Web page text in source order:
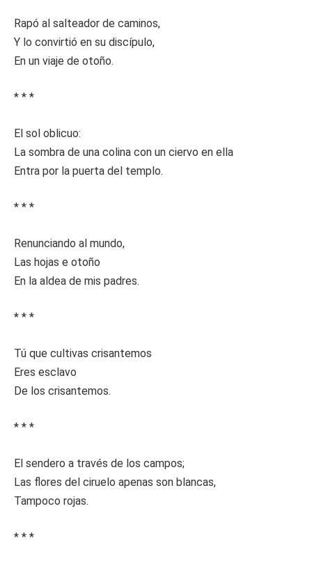
Rapó al salteador de caminos,
Y lo convirtió en su discípulo,
En un viaje de otoño.
* * *
El sol oblicuo:
La sombra de una colina con un ciervo en ella
Entra por la puerta del templo.
* * *
Renunciando al mundo,
Las hojas e otoño
En la aldea de mis padres.
* * *
Tú que cultivas crisantemos
Eres esclavo
De los crisantemos.
* * *
El sendero a través de los campos;
Las flores del ciruelo apenas son blancas,
Tampoco rojas.
* * *